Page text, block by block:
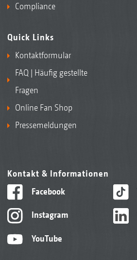
Compliance
Quick Links
Kontaktformular
FAQ | Häufig gestellte
Fragen
Online Fan Shop
Pressemeldungen
Kontakt & Informationen
Facebook
Instagram
YouTube